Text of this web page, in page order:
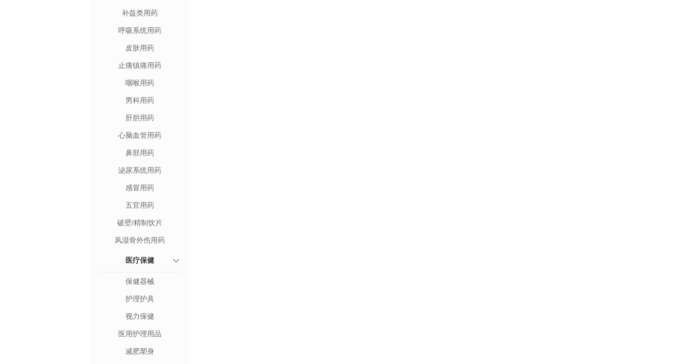
补益类用药
呼吸系统用药
皮肤用药
止痛镇痛用药
咽喉用药
男科用药
肝胆用药
心脑血管用药
鼻部用药
泌尿系统用药
感冒用药
五官用药
破壁/精制饮片
风湿骨外伤用药
医疗保健
保健器械
护理护具
视力保健
医用护理用品
减肥塑身